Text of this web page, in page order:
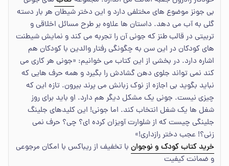
بی جونز موضوع های مختلفی دارد و این دختر شیطان هر بار دسته
گلی به آب می دهد. داستان ها علاوه بر طرح مسائل اخلاقی و
تربیتی در قالب طنز که جونی آن را تجربه می کند و نمایش شیطنت
های کودکان در این سن به چگونگی رفتار والدین با کودکان هم
اشاره دارد. در بخشی از این کتاب می خوانیم: «جونی هر کاری می
کند نمی تواند جلوی دهن گشادش را بگیرد و همه حرف هایی که
نباید بگوید بی اجازه از نوک زبانش می پرند بیرون. تازه این که
چیزی نیست. جونی یک مشکل دیگر هم دارد. او باید برای روز
شغل ها یک شغل انتخاب کند. اما جونی! این کلیدهای جلینگ
جلینگی چیست که از شلوارت آویزان کرده ای؟ چی؟ حرف نمی
زنی؟! عجب دختر رازداری!»
خرید کتاب کودک و نوجوان با تخفیف از ریباکس با امکان مرجوعی
و ضمانت کیفیت